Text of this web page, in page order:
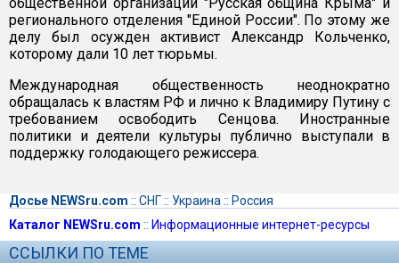
регионального отделения "Единой России". По этому же
делу был осужден активист Александр Кольченко,
которому дали 10 лет тюрьмы.
Международная общественность неоднократно
обращалась к властям РФ и лично к Владимиру Путину с
требованием освободить Сенцова. Иностранные
политики и деятели культуры публично выступали в
поддержку голодающего режиссера.
Досье NEWSru.com :: СНГ:: Украина :: Россия
Каталог NEWSru.com :: Информационные интернет-ресурсы
ССЫЛКИ ПО ТЕМЕ